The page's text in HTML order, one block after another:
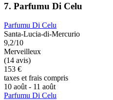
7. Parfumu Di Celu
Parfumu Di Celu
Santa-Lucia-di-Mercurio
9,2/10
Merveilleux
(14 avis)
153 €
taxes et frais compris
10 août - 11 août
Parfumu Di Celu